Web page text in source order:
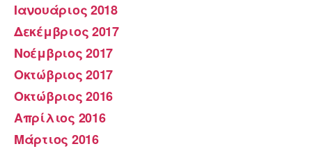
Ιανουάριος 2018
Δεκέμβριος 2017
Νοέμβριος 2017
Οκτώβριος 2017
Οκτώβριος 2016
Απρίλιος 2016
Μάρτιος 2016